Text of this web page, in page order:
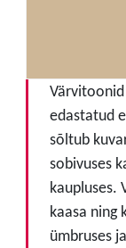
edastatud
sõltub
sobivuses
kaupluses.
kaasa ning
ümbruses